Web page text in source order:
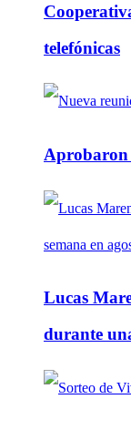
telefónicas
Aprobaron
Lucas
durante